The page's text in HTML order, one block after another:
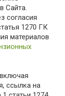
Сайта.
согласия
1270 ГК
материалов
ссылка на